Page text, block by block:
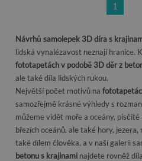
1
Návrhů samolepek 3D díra s
lidská vynalézavost neznají hranice.
fototapetách v podobě 3D děr z
ale také díla lidských rukou.
Největší počet motivů na
samozřejmě krásné výhledy s
můžeme vidět moře a oceány,
březích oceánů, ale také hory,
také dílem člověka, a v naší galerii
betonu s krajinami najdete rovněž